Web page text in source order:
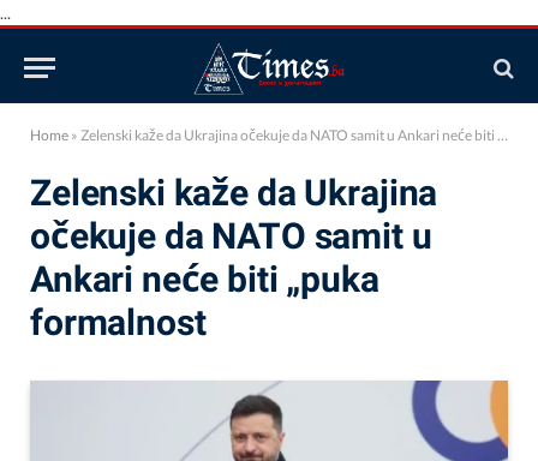
...
Home » Zelenski kaže da Ukrajina očekuje da NATO samit u Ankari neće biti „puka formalnost
Zelenski kaže da Ukrajina
očekuje da NATO samit u
Ankari neće biti „puka
formalnost